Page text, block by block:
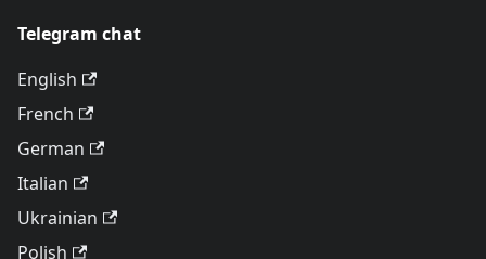
Telegram chat
English
French
German
Italian
Ukrainian
Polish